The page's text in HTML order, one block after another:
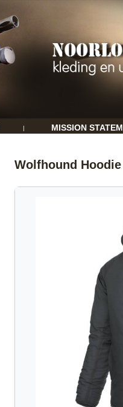
| MISSION
Wolfhound